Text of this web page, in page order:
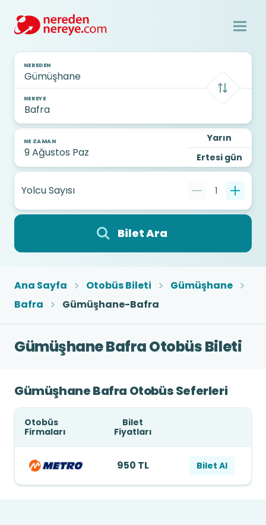
NEREDEN
NEREYE
NE ZAMAN
Yarın
Ertesi gün
Yolcu Sayısı 1
Bilet Ara
Ana Sayfa Otobüs Bileti
Gümüşhane
Bafra
Gümüşhane-Bafra
Gümüşhane Bafra Otobüs Bileti
Gümüşhane Bafra Otobüs Seferleri
Otobüs
Firmaları
Bilet
Fiyatları
950 TL Bilet Al